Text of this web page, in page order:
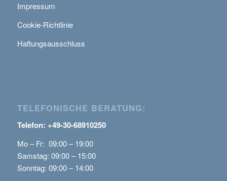
Impressum
Cookie-Richtlinie
Haftungsausschluss
TELEFONISCHE BERATUNG:
Telefon: +49-30-68910250
Mo – Fr: 09:00 – 19:00
Samstag: 09:00 – 15:00
Sonntag: 09:00 – 14:00